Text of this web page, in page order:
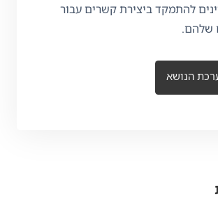
להתמקד ביצירת קשרים עבור
שלהם.
הנושא